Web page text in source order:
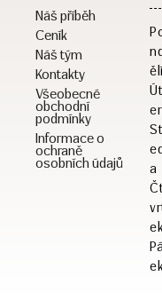
Náš příběh
Ceník
Náš tým
Kontakty
Všeobecné
obchodní
podmínky
Informace o
ochraně
osobních údajů
nd
Út
ed
a
ek
ek